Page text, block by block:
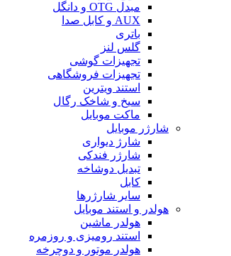
مبدل OTG و دانگل
AUX و کابل صدا
باتری
گلس لنز
تجهیزات گوشی
تجهیزات فروشگاهی
استند ویترین
سیخ و شاخک رگال
ماکت موبایل
شارژر موبایل
شارژ دیواری
شارژر فندکی
تبدیل دوشاخه
کابل
سایر شارژرها
هولدر و استند موبایل
هولدر ماشین
استند رومیزی و روزمره
هولدر موتور و دوچرخه